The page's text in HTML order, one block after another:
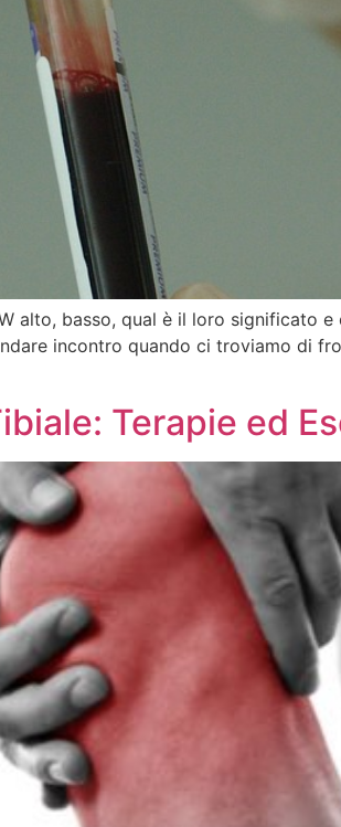
alto, basso, qual è il loro significato
incontro quando ci troviamo di
Terapie ed